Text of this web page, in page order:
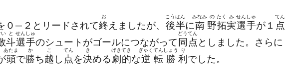
０—２とリードされて終
お
えましたが、 後
こう
半
はん
に南
みなみ
野
の
拓
たく
実
み
選
せん
手
しゅ
が１ 点
てん
い
斗
と
選
せん
手
しゅ
のシュートがゴールにつながって同
どう
点
てん
としました。さらに
頭
あたま
で勝
か
ち越
こ
し 点
てん
を決
き
める劇
げき
的
てき
な逆
ぎゃく
転
てん
勝
しょう
利
り
でした。